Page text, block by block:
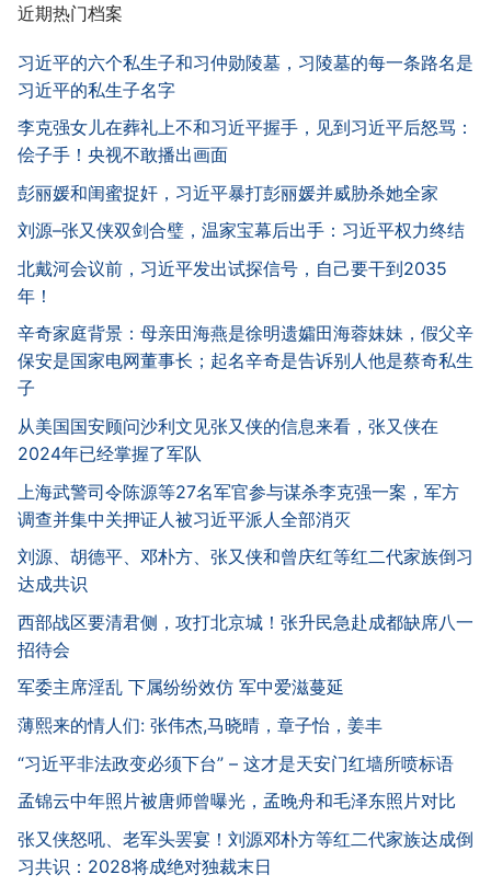
近期热门档案
习近平的六个私生子和习仲勋陵墓，习陵墓的每一条路名是
习近平的私生子名字
李克强女儿在葬礼上不和习近平握手，见到习近平后怒骂：
侩子手！央视不敢播出画面
彭丽媛和闺蜜捉奸，习近平暴打彭丽媛并威胁杀她全家
刘源–张又侠双剑合璧，温家宝幕后出手：习近平权力终结
北戴河会议前，习近平发出试探信号，自己要干到2035
年！
辛奇家庭背景：母亲田海燕是徐明遗孀田海蓉妹妹，假父辛
保安是国家电网董事长；起名辛奇是告诉别人他是蔡奇私生
子
从美国国安顾问沙利文见张又侠的信息来看，张又侠在
2024年已经掌握了军队
上海武警司令陈源等27名军官参与谋杀李克强一案，军方
调查并集中关押证人被习近平派人全部消灭
刘源、胡德平、邓朴方、张又侠和曾庆红等红二代家族倒习
达成共识
西部战区要清君侧，攻打北京城！张升民急赴成都缺席八一
招待会
军委主席淫乱 下属纷纷效仿 军中爱滋蔓延
薄熙来的情人们: 张伟杰,马晓晴，章子怡，姜丰
“习近平非法政变必须下台” – 这才是天安门红墙所喷标语
孟锦云中年照片被唐师曾曝光，孟晚舟和毛泽东照片对比
张又侠怒吼、老军头罢宴！刘源邓朴方等红二代家族达成倒
习共识：2028将成绝对独裁末日